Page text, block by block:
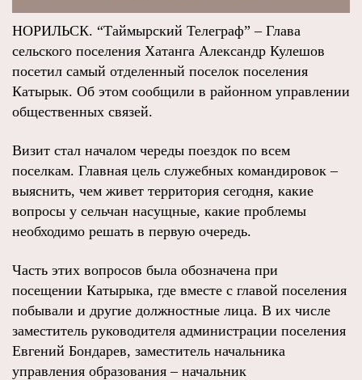
НОРИЛЬСК. “Таймырский Телеграф” – Глава
сельского поселения Хатанга Александр Кулешов
посетил самый отделенный поселок поселения
Катырык. Об этом сообщили в районном управлении
общественных связей.
Визит стал началом череды поездок по всем
поселкам. Главная цель служебных командировок –
выяснить, чем живет территория сегодня, какие
вопросы у сельчан насущные, какие проблемы
необходимо решать в первую очередь.
Часть этих вопросов была обозначена при
посещении Катырыка, где вместе с главой поселения
побывали и другие должностные лица. В их числе
заместитель руководителя администрации поселения
Евгений Бондарев, заместитель начальника
управления образования – начальник